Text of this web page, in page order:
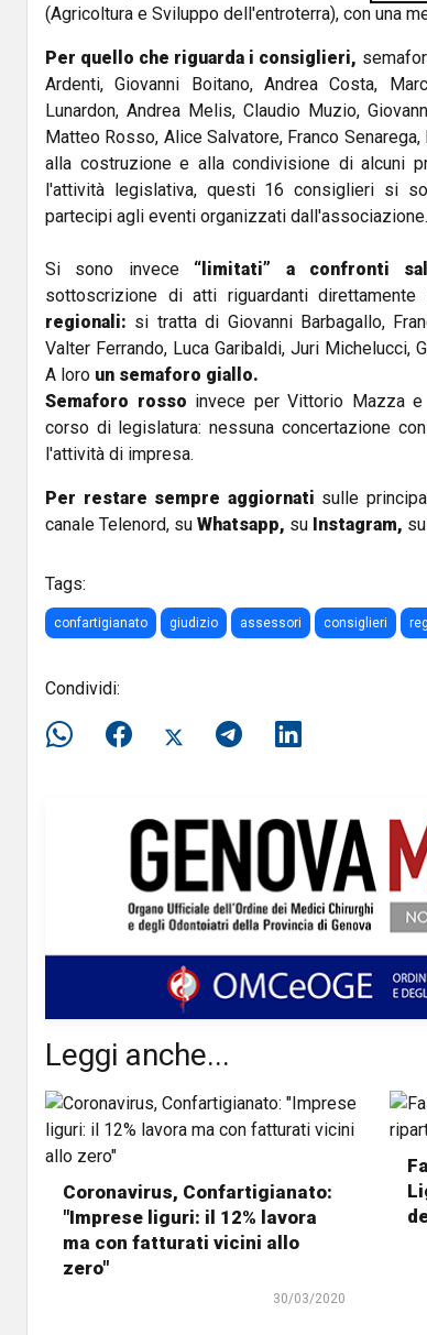
(Agricoltura e Sviluppo dell'entroterra), con una
Per quello che riguarda i consiglieri,
Ardenti, Giovanni Boitano, Andrea Costa,
Lunardon, Andrea Melis, Claudio Muzio,
Matteo Rosso, Alice Salvatore, Franco
alla costruzione e alla condivisione di alcuni
l'attività legislativa, questi 16 consiglieri si
partecipi agli eventi organizzati dall'associazione.
Si sono invece “limitati” a confronti
sottoscrizione di atti riguardanti
regionali: si tratta di Giovanni Barbagallo,
Valter Ferrando, Luca Garibaldi, Juri Michelucci,
A loro un semaforo giallo.
Semaforo rosso invece per Vittorio Mazza
corso di legislatura: nessuna concertazione
l'attività di impresa.
Per restare sempre aggiornati sulle
canale Telenord, su Whatsapp, su Instagram, su
Tags:
confartigianato giudizio assessori consiglieri
Condividi:
Leggi anche...
Coronavirus, Confartigianato:
"Imprese liguri: il 12% lavora
ma con fatturati vicini allo
zero"
30/03/2020